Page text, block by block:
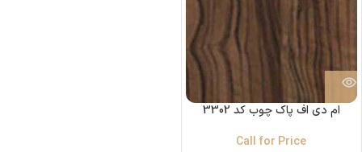
ام دی اف پاک چوب کد 3302
Call for Price